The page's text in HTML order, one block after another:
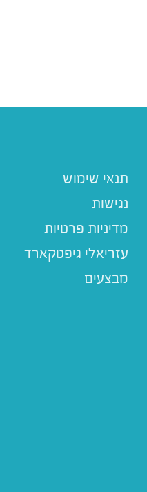
תנאי שימוש
נגישות
מדיניות פרטיות
עזריאלי גיפטקארד
מבצעים